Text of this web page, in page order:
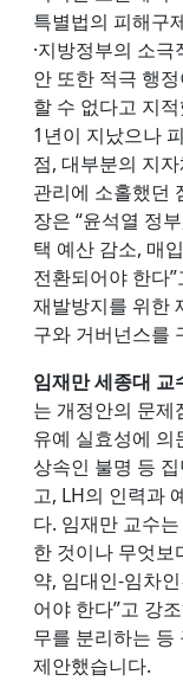
특별법의 피해구
·지방정부의 소
안 또한 적극 행
할 수 없다고 지
1년이 지났으나
점, 대부분의 지
관리에 소홀했던
장은 “윤석열 정
택 예산 감소, 매
전환되어야 한다
재발방지를 위한
구와 거버넌스를
임재만 세종대
는 개정안의 문제
유예 실효성에 의
상속인 불명 등
고, LH의 인력과
다. 임재만 교수
한 것이나 무엇보
약, 임대인-임차
어야 한다”고 강
무를 분리하는 등
제안했습니다.